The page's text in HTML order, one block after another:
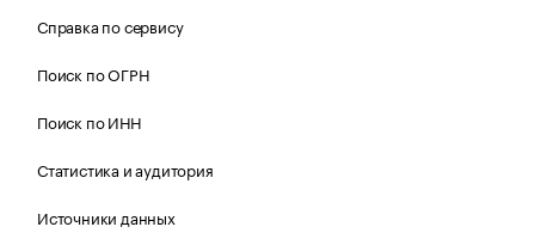
Справка по сервису
Поиск по ОГРН
Поиск по ИНН
Статистика и аудитория
Источники данных